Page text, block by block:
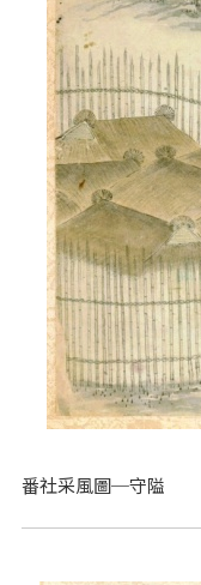
番社采風圖─守隘